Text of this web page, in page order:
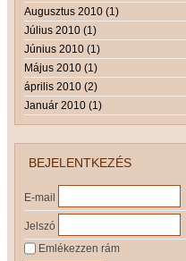
Augusztus 2010 (1)
Július 2010 (1)
Június 2010 (1)
Május 2010 (1)
április 2010 (2)
Január 2010 (1)
BEJELENTKEZÉS
E-mail
Jelszó
Emlékezzen rám